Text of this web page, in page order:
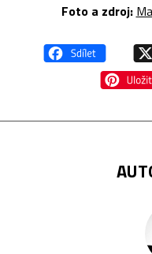
Foto a zdroj: